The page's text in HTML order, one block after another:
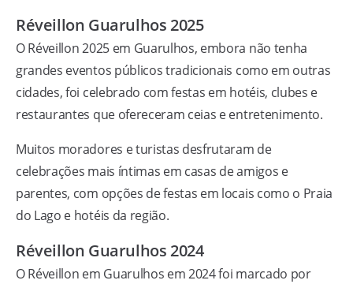
Réveillon Guarulhos 2025
O Réveillon 2025 em Guarulhos, embora não tenha
grandes eventos públicos tradicionais como em outras
cidades, foi celebrado com festas em hotéis, clubes e
restaurantes que ofereceram ceias e entretenimento.
Muitos moradores e turistas desfrutaram de
celebrações mais íntimas em casas de amigos e
parentes, com opções de festas em locais como o Praia
do Lago e hotéis da região.
Réveillon Guarulhos 2024
O Réveillon em Guarulhos em 2024 foi marcado por